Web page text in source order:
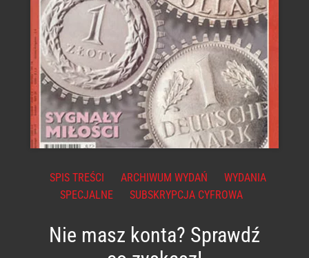
SPIS TREŚCI ARCHIWUM WYDAŃ
WYDANIA
SPECJALNE
SUBSKRYPCJA CYFROWA
Nie masz konta? Sprawdź